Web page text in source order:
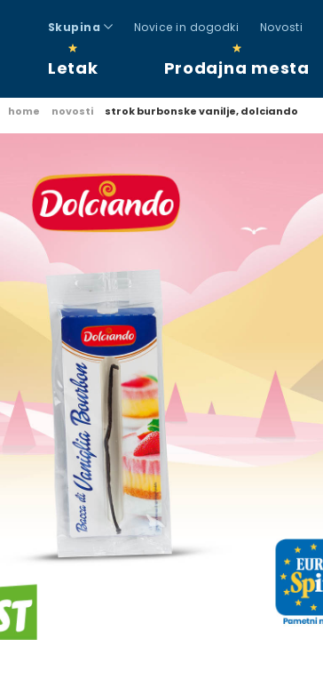
Skupina Novice in dogodki Novosti
Letak Prodajna mesta
home novosti strok burbonske vanilje, dolciando